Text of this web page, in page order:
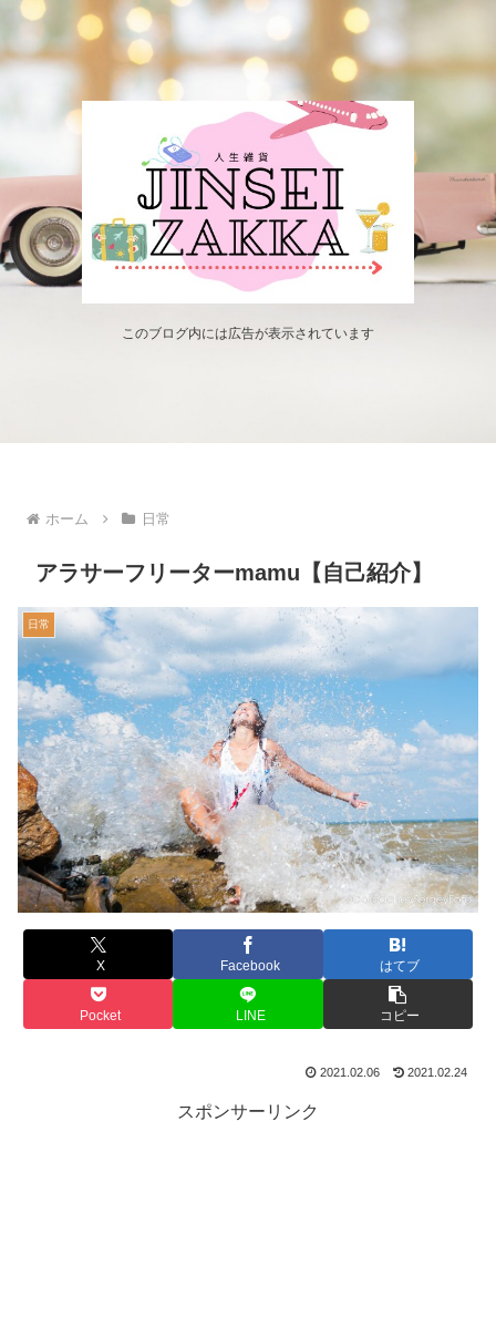
このブログ内には広告が表示されています
ホーム 日常
アラサーフリーターmamu【自己紹介】
日常
X Facebook はてブ
Pocket LINE コピー
2021.02.06 2021.02.24
スポンサーリンク